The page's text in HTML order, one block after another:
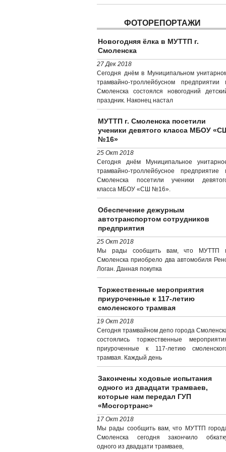
ФОТОРЕПОРТАЖИ
Новогодняя ёлка в МУТТП г.
Смоленска
27 Дек 2018
Сегодня днём в Муниципальном
трамвайно-троллейбусном предприятии
Смоленска состоялся новогодний
праздник. Наконец настал
МУТТП г. Смоленска посетили
ученики девятого класса МБОУ
№16»
25 Окт 2018
Сегодня днём Муниципальное
трамвайно-троллейбусное предприятие
Смоленска посетили ученики
класса МБОУ «СШ №16».
Обеспечение дежурным
автотранспортом сотрудников
предприятия
25 Окт 2018
Мы рады сообщить вам, что МУТТП
Смоленска приобрело два автомобиля
Логан. Данная покупка
Торжественные мероприятия
приуроченные к 117-летию
смоленского трамвая
19 Окт 2018
Сегодня трамвайном депо города
состоялись торжественные
приуроченные к 117-летию
трамвая. Каждый день
Закончены ходовые испытания
одного из двадцати трамваев,
которые нам передал ГУП
«Мосгортранс»
17 Окт 2018
Мы рады сообщить вам, что МУТТП
Смоленска сегодня закончило
одного из двадцати трамваев,